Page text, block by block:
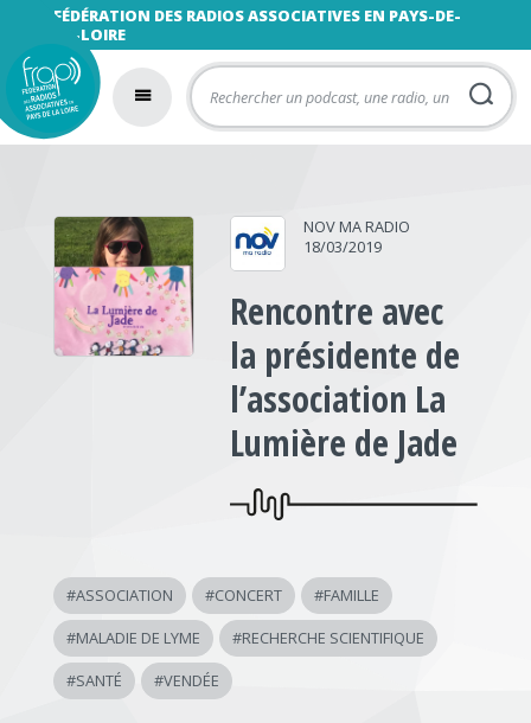
FÉDÉRATION DES RADIOS ASSOCIATIVES EN PAYS-DE-
LA-LOIRE
NOV MA RADIO
18/03/2019
Rencontre avec
la présidente de
l’association La
Lumière de Jade
#ASSOCIATION #CONCERT #FAMILLE
#MALADIE DE LYME #RECHERCHE SCIENTIFIQUE
#SANTÉ #VENDÉE